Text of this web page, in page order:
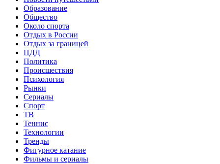
Образование
Общество
Около спорта
Отдых в России
Отдых за границей
ПДД
Политика
Происшествия
Психология
Рынки
Сериалы
Спорт
ТВ
Теннис
Технологии
Тренды
Фигурное катание
Фильмы и сериалы